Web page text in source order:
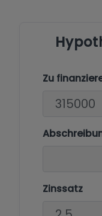
Zu
Zinssatz